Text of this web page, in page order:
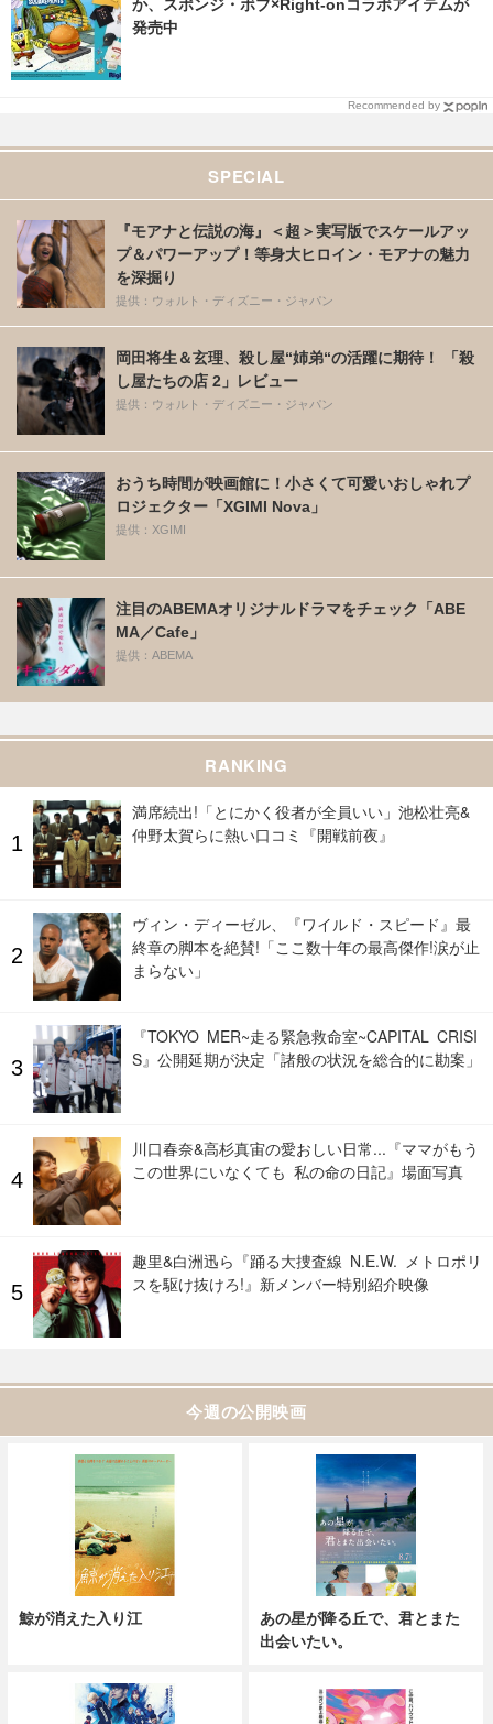
か、スポンジ・ボブ×Right-onコラボアイテムが
発売中
Recommended by
SPECIAL
『モアナと伝説の海』＜超＞実写版でスケールアッ
プ＆パワーアップ！等身大ヒロイン・モアナの魅力
を深掘り
提供：ウォルト・ディズニー・ジャパン
岡田将生＆玄理、殺し屋“姉弟“の活躍に期待！ 「殺
し屋たちの店 2」レビュー
提供：ウォルト・ディズニー・ジャパン
おうち時間が映画館に！小さくて可愛いおしゃれプ
ロジェクター「XGIMI Nova」
提供：XGIMI
注目のABEMAオリジナルドラマをチェック「ABE
MA／Cafe」
提供：ABEMA
RANKING
満席続出!「とにかく役者が全員いい」池松壮亮&
仲野太賀らに熱い口コミ『開戦前夜』
ヴィン・ディーゼル、『ワイルド・スピード』最
終章の脚本を絶賛!「ここ数十年の最高傑作!涙が止
まらない」
『TOKYO MER~走る緊急救命室~CAPITAL CRISI
S』公開延期が決定「諸般の状況を総合的に勘案」
川口春奈&高杉真宙の愛おしい日常...『ママがもう
この世界にいなくても 私の命の日記』場面写真
趣里&白洲迅ら『踊る大捜査線 N.E.W. メトロポリ
スを駆け抜けろ!』新メンバー特別紹介映像
今週の公開映画
鯨が消えた入り江
あの星が降る丘で、君とまた
出会いたい。